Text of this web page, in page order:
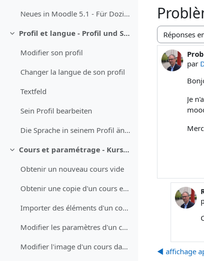
Neues in Moodle 5.1 - Für Dozierende
Replier
Profil et langue - Profil und Sprache
Modifier son profil
Changer la langue de son profil
Textfeld
Sein Profil bearbeiten
Die Sprache in seinem Profil ändern
Replier
Cours et paramétrage - Kurse und Einstellungen
Obtenir un nouveau cours vide
Obtenir une copie d'un cours existant
Importer des éléments d'un cours (test QCM, devoir, questions)
Modifier les paramètres d'un cours
Modifier l'image d'un cours dans le tableau de bord
Type
par
Je
◀︎ affichage